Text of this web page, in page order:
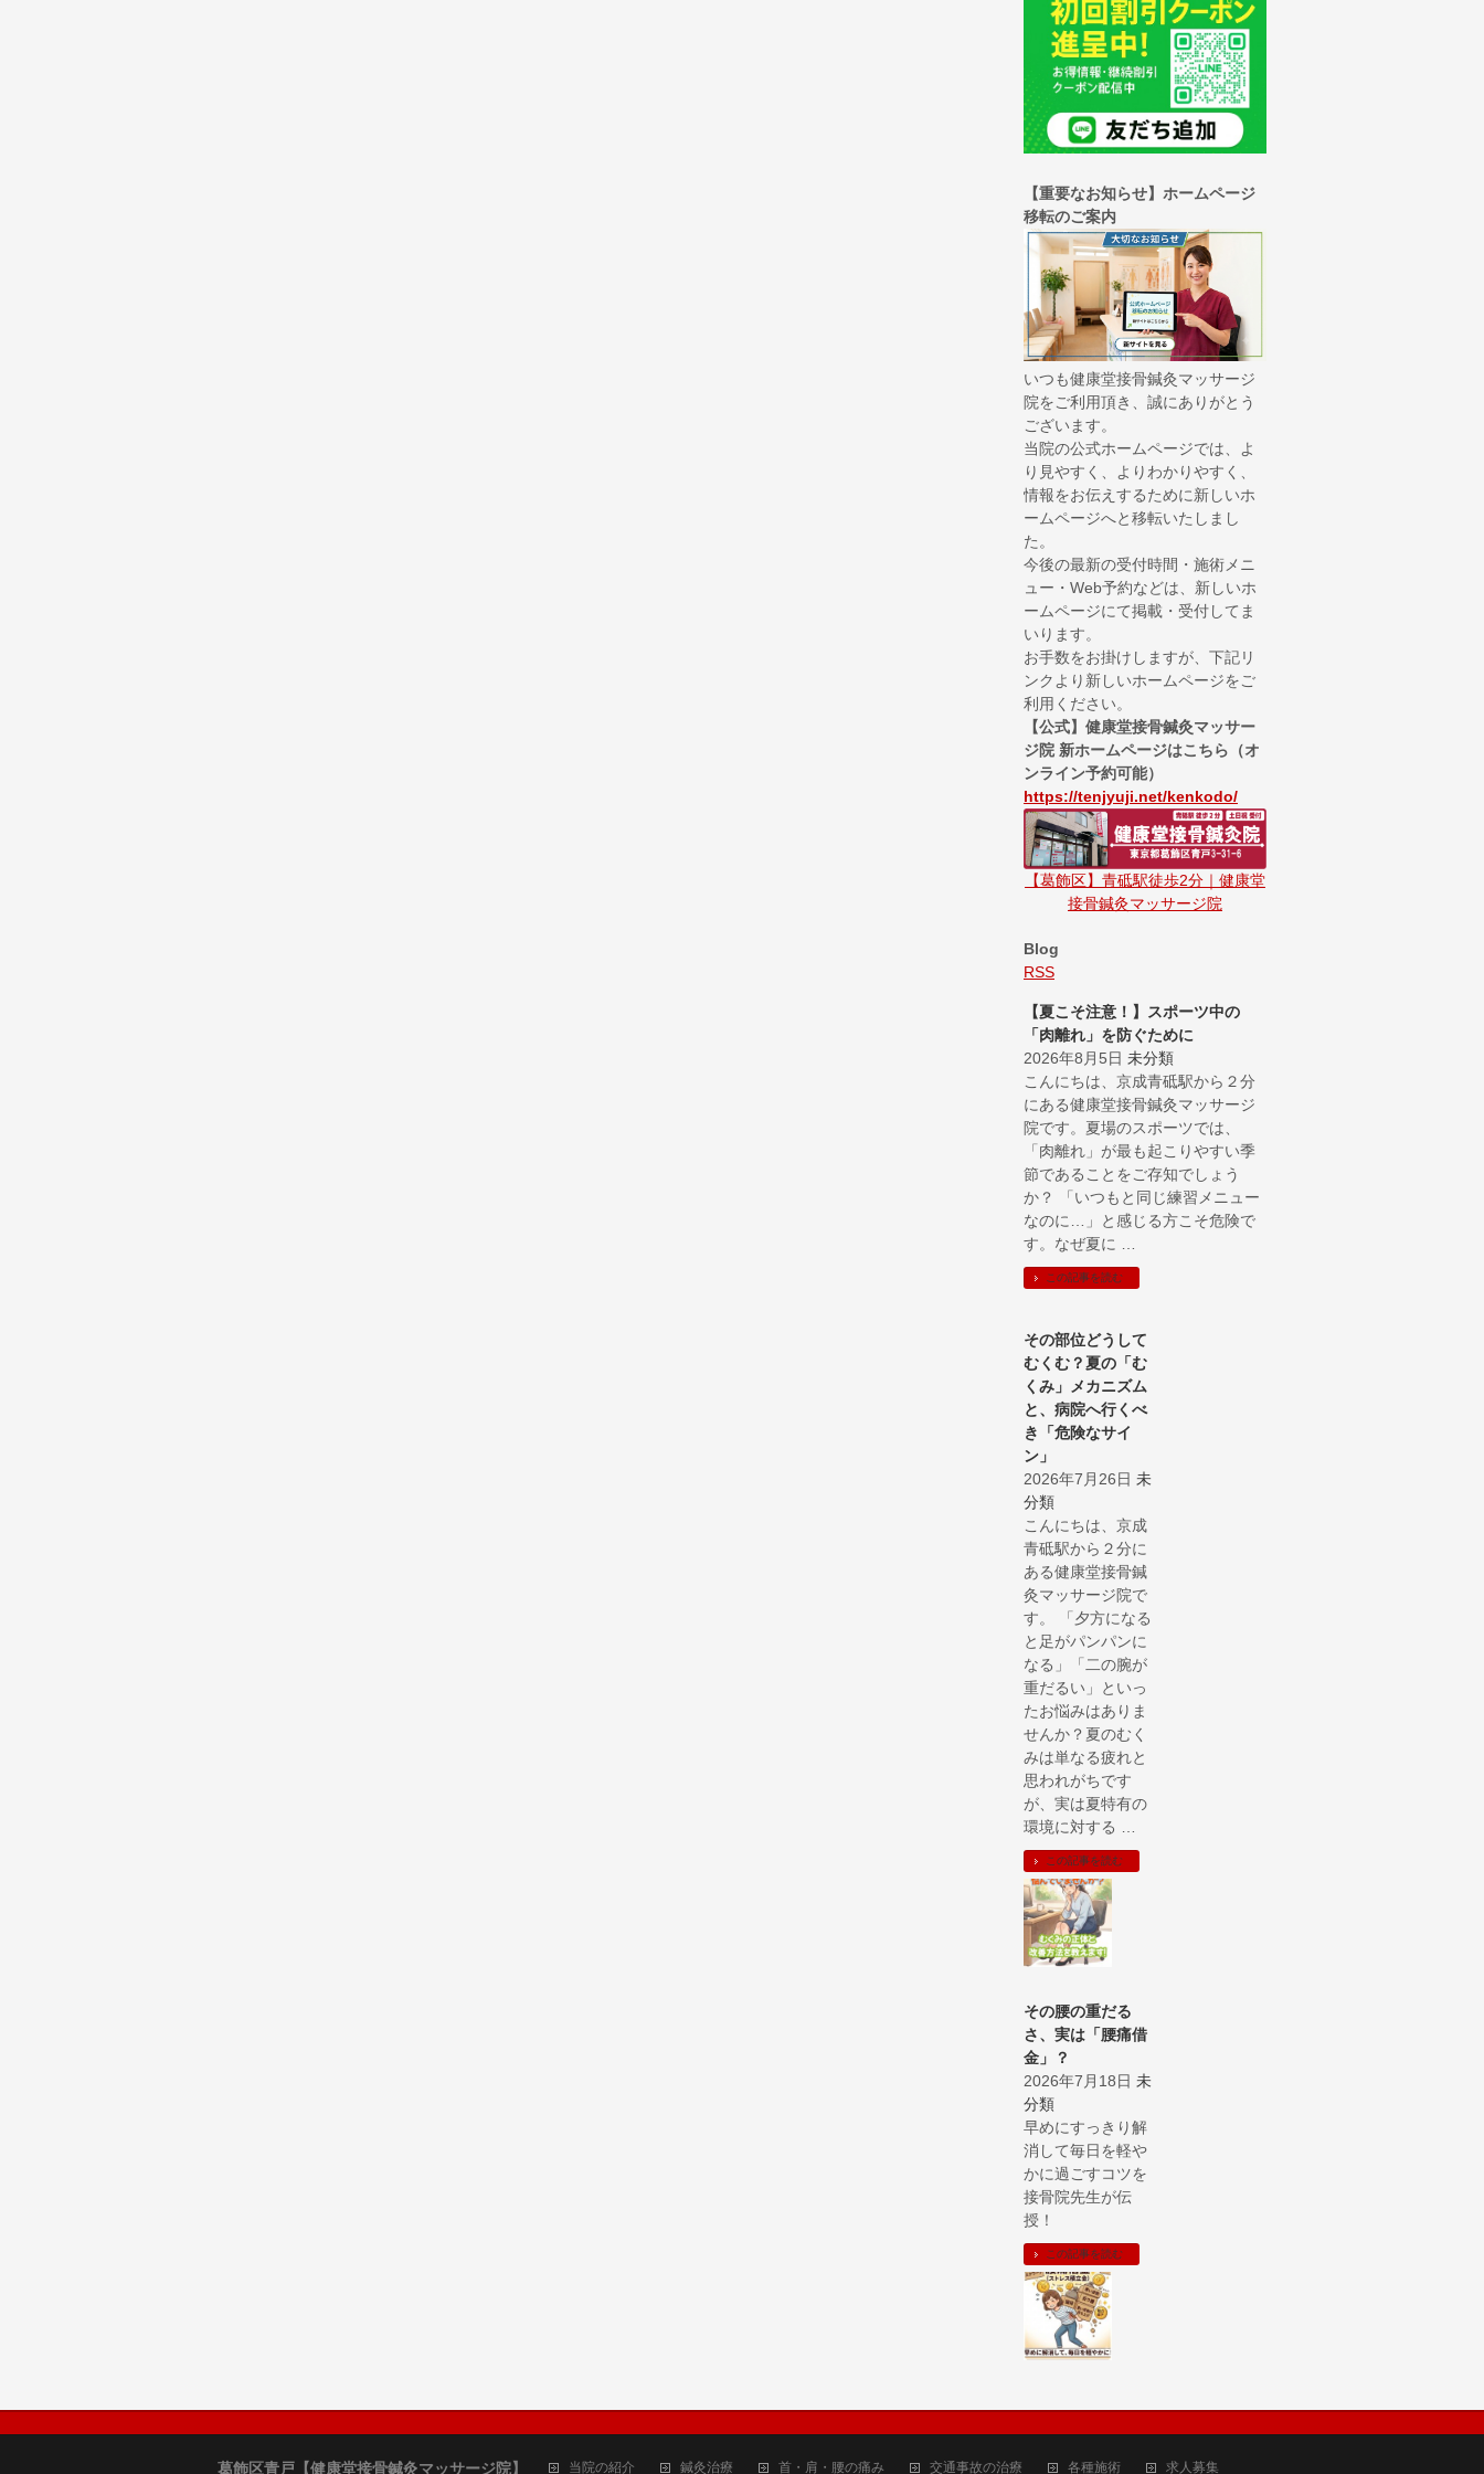
【重要なお知らせ】ホームページ
移転のご案内
いつも健康堂接骨鍼灸マッサージ
院をご利用頂き、誠にありがとう
ございます。
当院の公式ホームページでは、よ
り見やすく、よりわかりやすく、
情報をお伝えするために新しいホ
ームページへと移転いたしまし
た。
今後の最新の受付時間・施術メニ
ュー・Web予約などは、新しいホ
ームページにて掲載・受付してま
いります。
お手数をお掛けしますが、下記リ
ンクより新しいホームページをご
利用ください。
【公式】健康堂接骨鍼灸マッサー
ジ院 新ホームページはこちら（オ
ンライン予約可能）
https://tenjyuji.net/kenkodo/
【葛飾区】青砥駅徒歩2分｜健康堂
接骨鍼灸マッサージ院
Blog
RSS
【夏こそ注意！】スポーツ中の
「肉離れ」を防ぐために
2026年8月5日 未分類
こんにちは、京成青砥駅から２分
にある健康堂接骨鍼灸マッサージ
院です。夏場のスポーツでは、
「肉離れ」が最も起こりやすい季
節であることをご存知でしょう
か？ 「いつもと同じ練習メニュー
なのに…」と感じる方こそ危険で
す。なぜ夏に …
この記事を読む
その部位どうして
むくむ？夏の「む
くみ」メカニズム
と、病院へ行くべ
き「危険なサイ
ン」
2026年7月26日 未
分類
こんにちは、京成
青砥駅から２分に
ある健康堂接骨鍼
灸マッサージ院で
す。 「夕方になる
と足がパンパンに
なる」「二の腕が
重だるい」といっ
たお悩みはありま
せんか？夏のむく
みは単なる疲れと
思われがちです
が、実は夏特有の
環境に対する …
この記事を読む
その腰の重だる
さ、実は「腰痛借
金」？
2026年7月18日 未
分類
早めにすっきり解
消して毎日を軽や
かに過ごすコツを
接骨院先生が伝
授！
この記事を読む
葛飾区青戸【健康堂接骨鍼灸マッサージ院】 当院の紹介 鍼灸治療 首・肩・腰の痛み 交通事故の治療 各種施術 求人募集